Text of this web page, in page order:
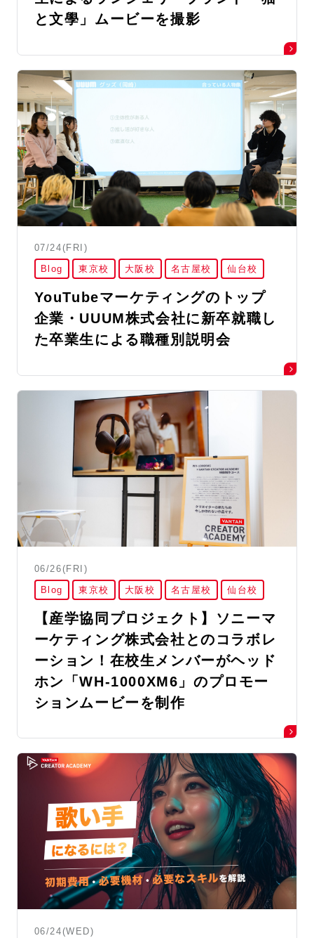
と文學」ムービーを撮影
07/24(FRI)
Blog
東京校 大阪校 名古屋校 仙台校
YouTubeマーケティングのトップ
企業・UUUM株式会社に新卒就職し
た卒業生による職種別説明会
06/26(FRI)
Blog
東京校 大阪校 名古屋校 仙台校
【産学協同プロジェクト】ソニーマ
ーケティング株式会社とのコラボレ
ーション！在校生メンバーがヘッド
ホン「WH-1000XM6」のプロモー
ションムービーを制作
06/24(WED)